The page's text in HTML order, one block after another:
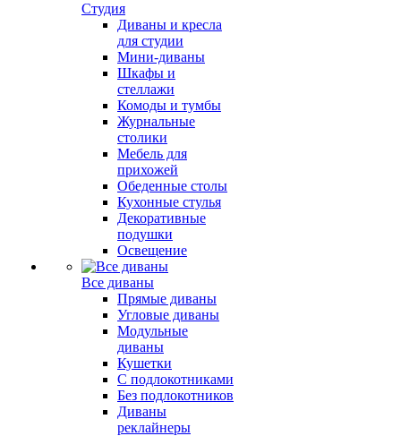
Студия
Диваны и кресла
для студии
Мини-диваны
Шкафы и
стеллажи
Комоды и тумбы
Журнальные
столики
Мебель для
прихожей
Обеденные столы
Кухонные стулья
Декоративные
подушки
Освещение
Все диваны
Прямые диваны
Угловые диваны
Модульные
диваны
Кушетки
С подлокотниками
Без подлокотников
Диваны
реклайнеры